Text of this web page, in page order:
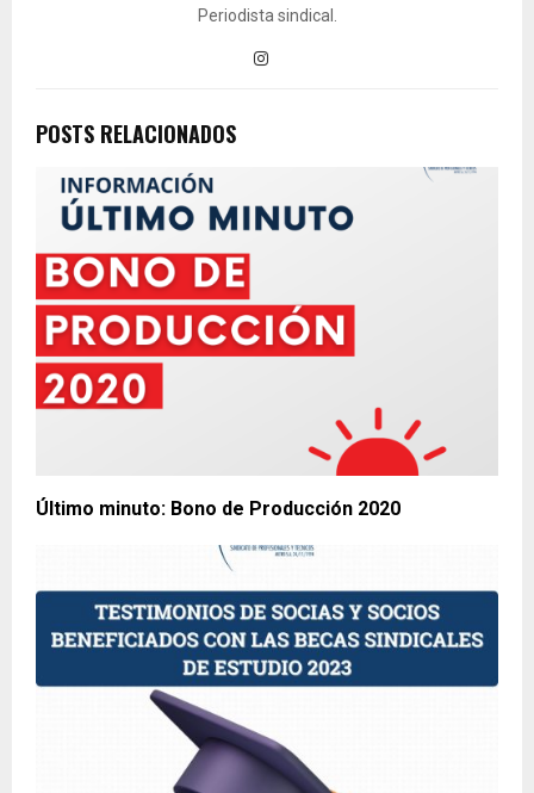
Periodista sindical.
POSTS RELACIONADOS
Último minuto: Bono de Producción 2020